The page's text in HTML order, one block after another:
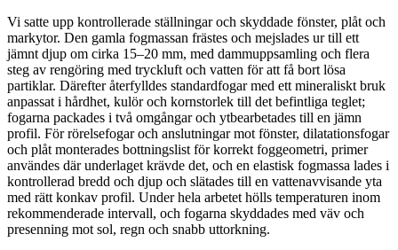
Vi satte upp kontrollerade ställningar och skyddade fönster, plåt och
markytor. Den gamla fogmassan frästes och mejslades ur till ett
jämnt djup om cirka 15–20 mm, med dammuppsamling och flera
steg av rengöring med tryckluft och vatten för att få bort lösa
partiklar. Därefter återfylldes standardfogar med ett mineraliskt bruk
anpassat i hårdhet, kulör och kornstorlek till det befintliga teglet;
fogarna packades i två omgångar och ytbearbetades till en jämn
profil. För rörelsefogar och anslutningar mot fönster, dilatationsfogar
och plåt monterades bottningslist för korrekt foggeometri, primer
användes där underlaget krävde det, och en elastisk fogmassa lades i
kontrollerad bredd och djup och slätades till en vattenavvisande yta
med rätt konkav profil. Under hela arbetet hölls temperaturen inom
rekommenderade intervall, och fogarna skyddades med väv och
presenning mot sol, regn och snabb uttorkning.